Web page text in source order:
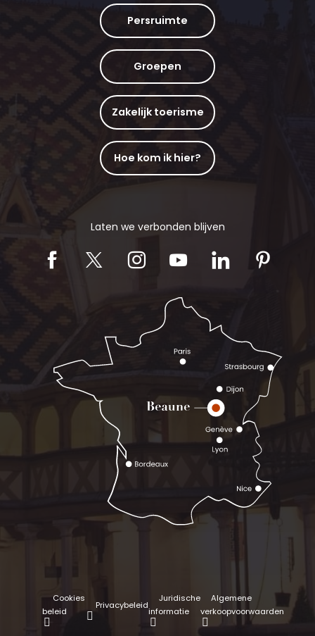
Persruimte
Groepen
Zakelijk toerisme
Hoe kom ik hier?
Laten we verbonden blijven
Cookies
beleid
Privacybeleid
Juridische
informatie
Algemene
verkoopvoorwaarden